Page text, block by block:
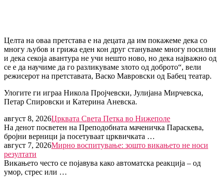
Целта на оваа претстава е на децата да им покажеме дека со
многу љубов и грижа еден кон друг стануваме многу посилни
и дека секоја авантура не учи нешто ново, но дека најважно од
се е да научиме да го разликуваме злото од доброто“, вели
режисерот на претставата, Васко Мавровски од Бабец театар.
Улогите ги играа Никола Пројчевски, Јулијана Мирчевска,
Петар Спировски и Катерина Аневска.
август 8, 2026Црквата Света Петка во Нижеполе
На денот посветен на Преподобната маченичка Параскева,
бројни верници ја посетуваат црквичката …
август 7, 2026Мирно воспитување: зошто викањето не носи
резултати
Викањето често се појавува како автоматска реакција – од
умор, стрес или …